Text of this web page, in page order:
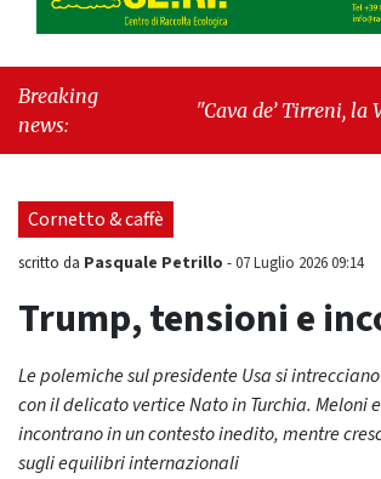
Breaking
news:
"Cava de’ Tirreni, la Villa
seduta consiliare: “Serve
Cornetto & caffè
scritto da Pasquale Petrillo -07 Luglio 2026 09:14
Trump, tensioni e
Le polemiche sul presidente Usa si
con il delicato vertice Nato in Turchia. Meloni
incontrano in un contesto inedito, mentre
sugli equilibri internazionali